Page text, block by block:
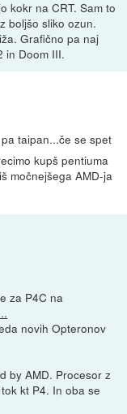
kokr na CRT. Sam to
boljšo sliko ozun.
Grafično pa naj
in Doom III.
taipan...če se spet
kupš pentiuma
močnejšega AMD-ja
za P4C na
novih Opteronov
by AMD. Procesor z
kt P4. In oba se